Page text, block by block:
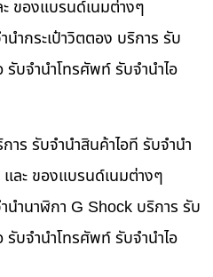
ของแบรนด์เนมต่างๆ
ำกระเป๋าวิตตอง บริการ รับ
บจำนำโทรศัพท์ รับจำนำไอ
ร รับจำนำสินค้าไอที รับจำนำ
ละ ของแบรนด์เนมต่างๆ
ำนาฬิกา G Shock บริการ รับ
บจำนำโทรศัพท์ รับจำนำไอ